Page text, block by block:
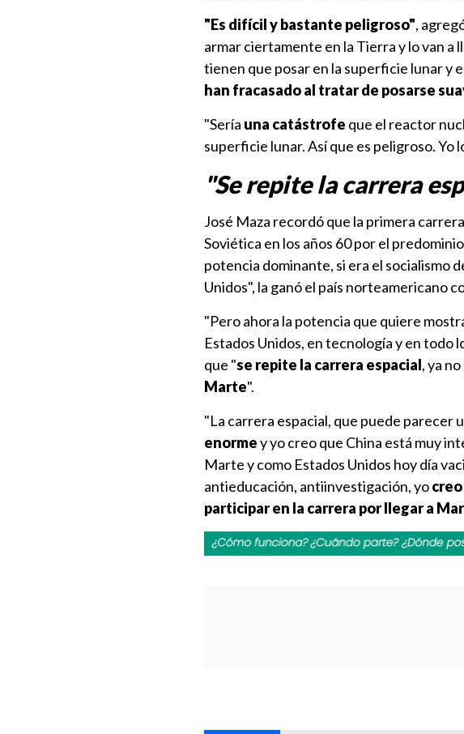
"Es difícil y bastante peligroso",
armar ciertamente en la Tierra y lo van a
tienen que posar en la superficie lunar y
han fracasado al tratar de posarse
"Sería una catástrofe que el reactor
superficie lunar. Así que es peligroso.
"Se repite la carrera
José Maza recordó que la primera
Soviética en los años 60 por el
potencia dominante, si era el socialismo
Unidos", la ganó el país norteamericano
"Pero ahora la potencia que quiere
Estados Unidos, en tecnología y en todo
que "se repite la carrera espacial, ya
Marte".
"La carrera espacial, que puede parecer
enormey yo creo que China está muy
Marte y como Estados Unidos hoy día
antieducación, antiinvestigación, yo
participar en la carrera por llegar a